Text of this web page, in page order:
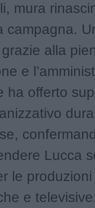
mura
campagna.
alla
e
ha offerto
Lucca
le produzioni
e